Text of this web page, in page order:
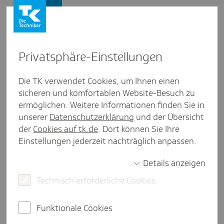
Pflege: Die TK hört zu
Inter­view aus Berlin/Bran­den­burg
Drei Expertinnen und Experten in Sachen Pflege
verraten in einer Sonderreihe der Audio-
in Berlin und Brandenburg besser werden kann.
Presse und Politik Pflegepolitik
Privat­sphäre-Einstel­lungen
Die TK verwendet Cookies, um Ihnen einen
sicheren und komfortablen Website-Besuch zu
ermöglichen. Weitere Informationen finden Sie in
unserer Datenschutzerklärung und der Übersicht
der Cookies auf tk.de. Dort können Sie Ihre
Einstellungen jederzeit nachträglich anpassen.
Details anzeigen
Technisch erforderliche Cookies
Funktionale Cookies